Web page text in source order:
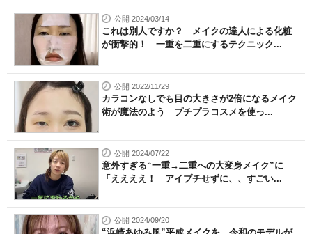
公開 2024/03/14
これは別人ですか？ メイクの達人による化粧
が衝撃的！ 一重を二重にするテクニック...
公開 2022/11/29
カラコンなしでも目の大きさが2倍になるメイク
術が魔法のよう プチプラコスメを使っ...
公開 2024/07/22
意外すぎる“一重→二重への大変身メイク”に
「ええええ！ アイプチせずに、、すごい...
公開 2024/09/20